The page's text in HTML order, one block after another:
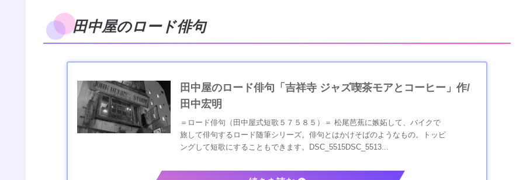
田中屋のロード俳句
田中屋のロード俳句「吉祥寺 ジャズ喫茶モアとコーヒー」作/
田中宏明
＝ロード俳句（田中屋式短歌５７５８５）＝ 松尾芭蕉に嫉妬して、バイクで
旅して俳句するロード随筆シリーズ。俳句とはかけそばのようなもの。トッピ
ングして短歌にすることもできます。DSC_5515DSC_5513...